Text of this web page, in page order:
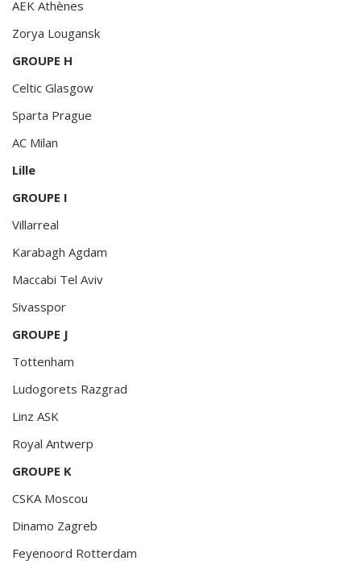
AEK Athènes
Zorya Lougansk
GROUPE H
Celtic Glasgow
Sparta Prague
AC Milan
Lille
GROUPE I
Villarreal
Karabagh Agdam
Maccabi Tel Aviv
Sivasspor
GROUPE J
Tottenham
Ludogorets Razgrad
Linz ASK
Royal Antwerp
GROUPE K
CSKA Moscou
Dinamo Zagreb
Feyenoord Rotterdam